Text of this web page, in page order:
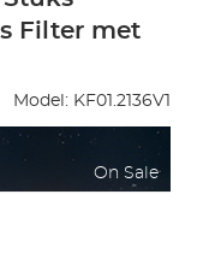
Filter met
Model: KF01.2136V1
On Sale